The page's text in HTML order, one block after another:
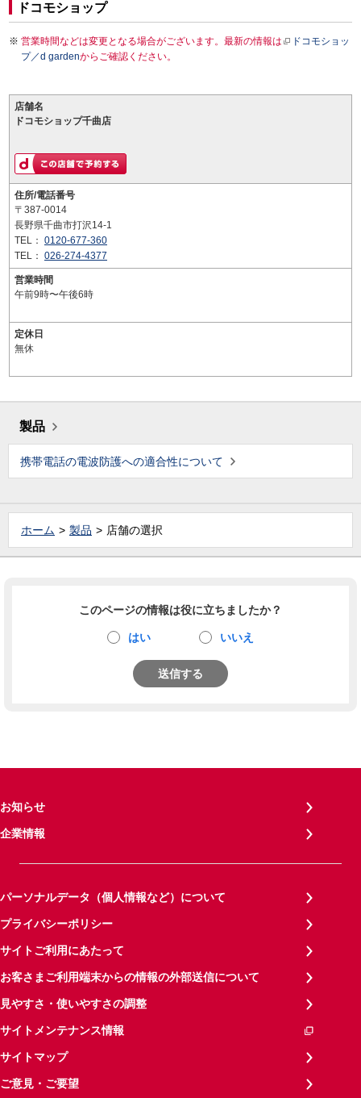
ドコモショップ
営業時間などは変更となる場合がございます。最新の情報は
ドコモショッ
プ／d gardenからご確認ください。
店舗名
ドコモショップ千曲店
住所/電話番号
〒387-0014
長野県千曲市打沢14-1
TEL： 0120-677-360
TEL： 026-274-4377
営業時間
午前9時〜午後6時
定休日
無休
製品
携帯電話の電波防護への適合性について
ホーム 製品 店舗の選択
このページの情報は役に立ちましたか？
はい いいえ
送信する
お知らせ
企業情報
パーソナルデータ（個人情報など）について
プライバシーポリシー
サイトご利用にあたって
お客さまご利用端末からの情報の外部送信について
見やすさ・使いやすさの調整
サイトメンテナンス情報
サイトマップ
ご意見・ご要望